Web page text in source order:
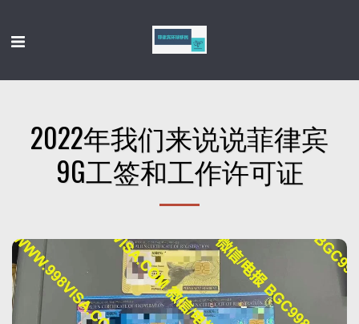
2022年我们来说说菲律宾
9G工签和工作许可证